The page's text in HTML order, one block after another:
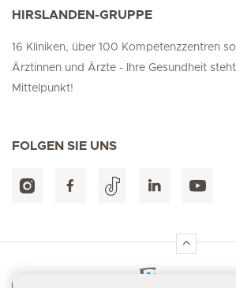
HIRSLANDEN-GRUPPE
16 Kliniken, über 100 Kompetenzzentren
Ärztinnen und Ärzte - Ihre Gesundheit
Mittelpunkt!
FOLGEN SIE UNS